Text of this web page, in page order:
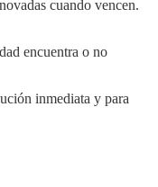
cuando vencen.
encuentra o no
inmediata y para